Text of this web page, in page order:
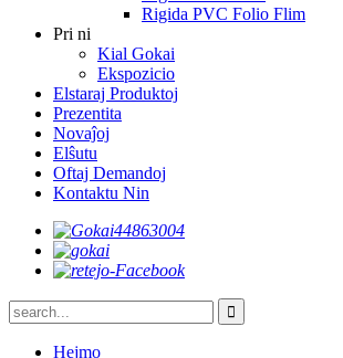
Rigida PVC Folio Flim
Pri ni
Kial Gokai
Ekspozicio
Elstaraj Produktoj
Prezentita
Novaĵoj
Elŝutu
Oftaj Demandoj
Kontaktu Nin
Hejmo